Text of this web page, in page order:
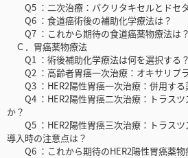
Q5 ：二次治療：パクリタキセルとドセ
Q6 ：食道癌術後の補助化学療法は？
Q7 ：これから期待の食道癌薬物療法は？
Ｃ．胃癌薬物療法
Q1 ：術後補助化学療法は何を選択する？
Q2 ：高齢者胃癌一次治療：オキサリプ
Q3 ：HER2陽性胃癌一次治療：併用する
Q4 ：HER2陽性胃癌二次治療：トラスツ
か？
Q5 ：HER2陽性胃癌三次治療：トラスツ
導入時の注意点は？
Q6 ：これから期待のHER2陽性胃癌薬物